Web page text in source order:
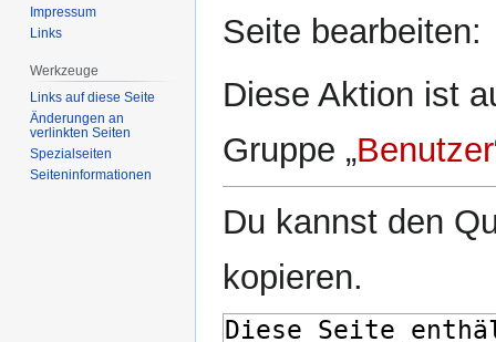
Seite bearbeiten:
Diese Aktion ist
Gruppe „Benutzer
Du kannst den
kopieren.
Impressum
Links
Werkzeuge
Links auf diese Seite
Änderungen an
verlinkten Seiten
Spezialseiten
Seiten­­informationen